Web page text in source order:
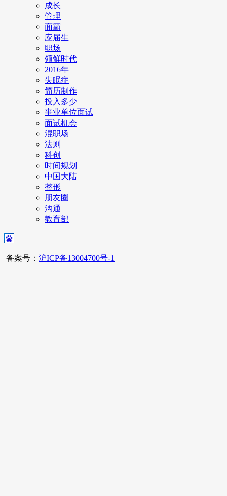
成长
管理
面霸
应届生
职场
领鲜时代
2016年
失眠症
简历制作
投入多少
事业单位面试
面试机会
混职场
法则
科创
时间规划
中国大陆
整形
朋友圈
沟通
教育部
备案号： 沪ICP备13004700号-1